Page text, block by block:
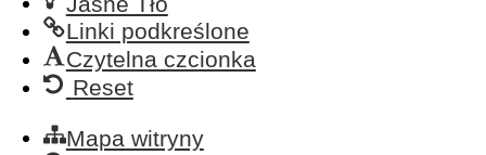
Linki podkreślone
Czytelna czcionka
Reset
Mapa witryny